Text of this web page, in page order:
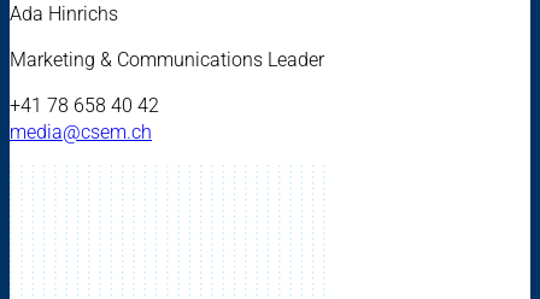
Ada Hinrichs
Marketing & Communications Leader
+41 78 658 40 42
media@csem.ch